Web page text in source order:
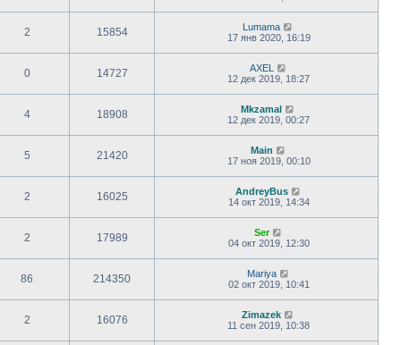
2 15854
Lumama
17 янв 2020, 16:19
0 14727
AXEL
12 дек 2019, 18:27
4 18908
Mkzamal
12 дек 2019, 00:27
5 21420
Main
17 ноя 2019, 00:10
2 16025
AndreyBus
14 окт 2019, 14:34
2 17989
Ser
04 окт 2019, 12:30
86 214350
Mariya
02 окт 2019, 10:41
2 16076
Zimazek
11 сен 2019, 10:38